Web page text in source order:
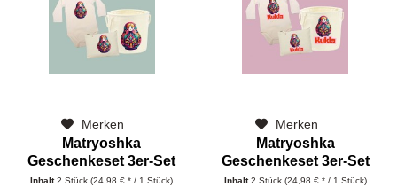
Merken
Matryoshka
Geschenkeset 3er-Set
langarm Klassisch
Inhalt2 Stück(24,98 € * / 1 Stück)
Merken
Matryoshka
Geschenkeset 3er-Set
langarm Kukla
Inhalt2 Stück (24,98 € * / 1 Stück)